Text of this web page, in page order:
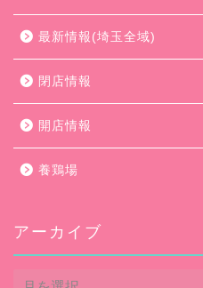
最新情報(埼玉全域)
閉店情報
開店情報
養鶏場
アーカイブ
ア